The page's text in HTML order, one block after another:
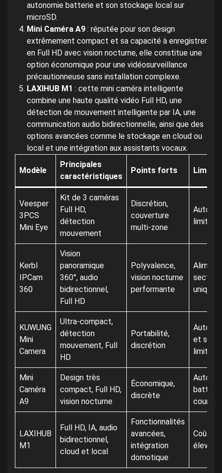
autonomie batterie et son stockage local sur
microSD.
Mini Caméra A9 : réputée pour son design
extrêmement compact et sa capacité à enregistrer
en Full HD avec vision nocturne, elle constitue une
option économique pour une vidéosurveillance
précautionneuse sans installation complexe.
LAXIHUB M1 : cette mini caméra intelligente
combine une haute qualité vidéo Full HD, une
détection de mouvement intelligente par IA, une
communication audio bidirectionnelle, ainsi que des
options avancées comme le stockage en cloud ou
local et une intégration aux assistants vocaux.
Modèle
Principales
caractéristiques
Points forts Limites
Veesper
3PCS
Mini Eye
Kit de 3 caméras
Full HD,
détection
mouvement
Discrétion,
couverture
multi-zone
limitée
Kerbl
IPCam
360
Vision
panoramique
360°, audio
bidirectionnel,
Full HD
Polyvalence,
vision nocturne
performante
secteur
KUWUNG
Mini
Camera
Ultra-compact,
détection
mouvement, Full
HD
Portabilité,
discrétion
et
limités
Mini
Caméra
A9
Design très
compact, Full HD,
vision nocturne
Économique,
discrète
batterie
courte
LAXIHUB
M1
Full HD, IA, audio
bidirectionnel,
cloud et local
Fonctionnalités
avancées,
intégration
domotique
Coût
élevé